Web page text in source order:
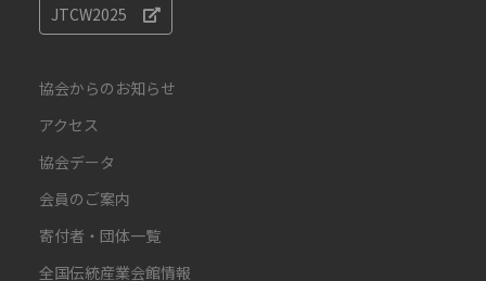
JTCW2025
協会からのお知らせ
アクセス
協会データ
会員のご案内
寄付者・団体一覧
全国伝統産業会館情報